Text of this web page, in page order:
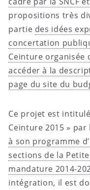
propositions très
partie des idées
concertation
Ceinture organisée
accéder à la
page du site du
Ce projet est
Ceinture 2015 »
à son programme
sections de la
mandature 2014-
intégration, il est